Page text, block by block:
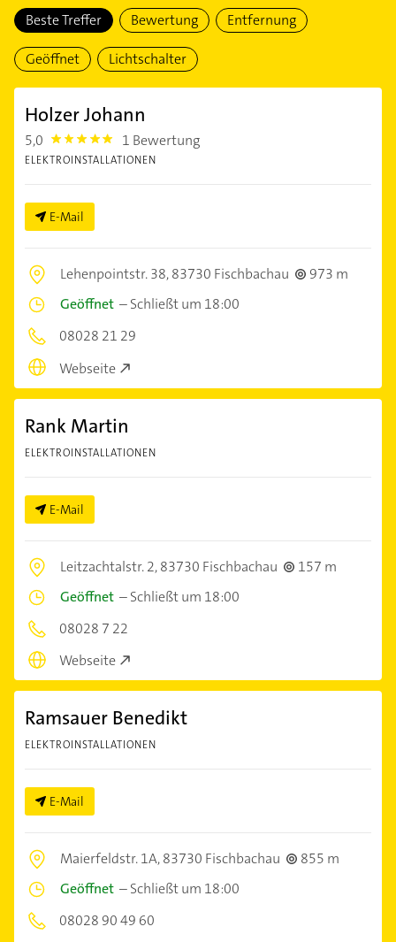
Beste Treffer Bewertung Entfernung
Geöffnet Lichtschalter
Holzer Johann
5,0 5.0 1 Bewertung
ELEKTROINSTALLATIONEN
E-Mail
Lehenpointstr. 38,83730 Fischbachau
973 m
Geöffnet –Schließt um 18:00
08028 21 29
Webseite
Rank Martin
ELEKTROINSTALLATIONEN
E-Mail
Leitzachtalstr. 2,83730 Fischbachau
157 m
Geöffnet –Schließt um 18:00
08028 7 22
Webseite
Ramsauer Benedikt
ELEKTROINSTALLATIONEN
E-Mail
Maierfeldstr. 1A,83730 Fischbachau
855 m
Geöffnet –Schließt um 18:00
08028 90 49 60